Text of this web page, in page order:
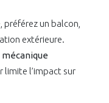
préférez un balcon,
extérieure.
limite l’impact sur